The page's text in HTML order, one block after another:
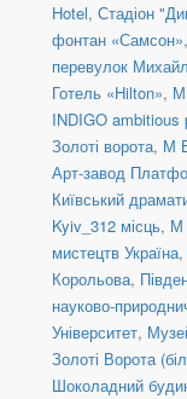
Hotel, Стадіон
фонтан «Самсон»,
перевулок
Готель «Hilton», М
INDIGO ambitious
Золоті ворота, М
Арт-завод
Київський
Kyiv_312 місць, М
мистецтв Україна,
Корольова,
науково-
Університет,
Золоті Ворота
Шоколадний